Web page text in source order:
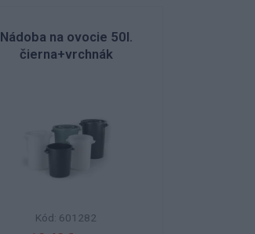
Nádoba na ovocie 50l.
čierna+vrchnák
Kód: 601282